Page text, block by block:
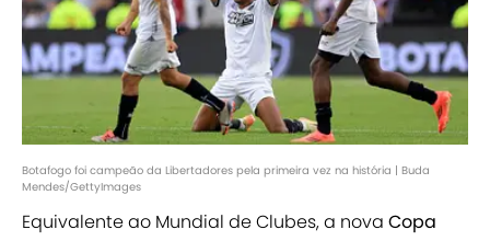
Botafogo foi campeão da Libertadores pela primeira vez na história | Buda
Mendes/GettyImages
Equivalente ao Mundial de Clubes, a nova Copa